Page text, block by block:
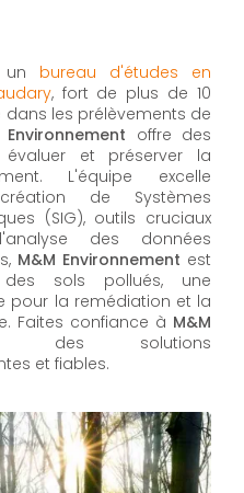
bureau d'études en
, fort de plus de 10
dans les prélèvements de
Environnement offre des
évaluer et préserver la
L'équipe excelle
de Systèmes
(SIG), outils cruciaux
des données
M&M Environnement est
sols pollués, une
pour la remédiation et la
Faites confiance à M&M
solutions
et fiables.